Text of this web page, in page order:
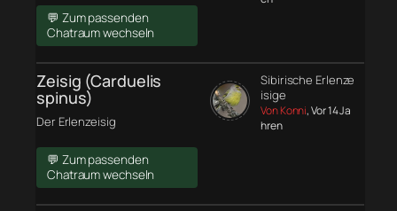
💬 Zum passenden
Chatraum wechseln
Zeisig (Carduelis
spinus)
Der Erlenzeisig
💬 Zum passenden
Chatraum wechseln
Sibirische Erlenze
isige
Von Konni, Vor 14 Ja
hren